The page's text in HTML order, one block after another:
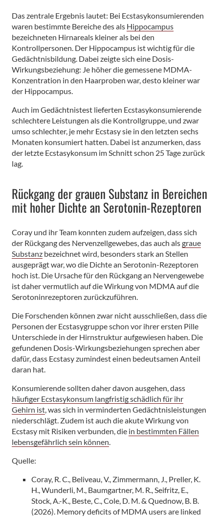
Das zentrale Ergebnis lautet: Bei Ecstasykonsumierenden
waren bestimmte Bereiche des als Hippocampus
bezeichneten Hirnareals kleiner als bei den
Kontrollpersonen. Der Hippocampus ist wichtig für die
Gedächtnisbildung. Dabei zeigte sich eine Dosis-
Wirkungsbeziehung: Je höher die gemessene MDMA-
Konzentration in den Haarproben war, desto kleiner war
der Hippocampus.
Auch im Gedächtnistest lieferten Ecstasykonsumierende
schlechtere Leistungen als die Kontrollgruppe, und zwar
umso schlechter, je mehr Ecstasy sie in den letzten sechs
Monaten konsumiert hatten. Dabei ist anzumerken, dass
der letzte Ecstasykonsum im Schnitt schon 25 Tage zurück
lag.
Rückgang der grauen Substanz in Bereichen
mit hoher Dichte an Serotonin-Rezeptoren
Coray und ihr Team konnten zudem aufzeigen, dass sich
der Rückgang des Nervenzellgewebes, das auch alsgraue
Substanz bezeichnet wird, besonders stark an Stellen
ausgeprägt war, wo die Dichte an Serotonin-Rezeptoren
hoch ist. Die Ursache für den Rückgang an Nervengewebe
ist daher vermutlich auf die Wirkung von MDMA auf die
Serotoninrezeptoren zurückzuführen.
Die Forschenden können zwar nicht ausschließen, dass die
Personen der Ecstasygruppe schon vor ihrer ersten Pille
Unterschiede in der Hirnstruktur aufgewiesen haben. Die
gefundenen Dosis-Wirkungsbeziehungen sprechen aber
dafür, dass Ecstasy zumindest einen bedeutsamen Anteil
daran hat.
Konsumierende sollten daher davon ausgehen, dass
häufiger Ecstasykonsum langfristig schädlich für ihr
Gehirn ist, was sich in verminderten Gedächtnisleistungen
niederschlägt. Zudem ist auch die akute Wirkung von
Ecstasy mit Risiken verbunden, die in bestimmten Fällen
lebensgefährlich sein können.
Quelle:
Coray, R. C., Beliveau, V., Zimmermann, J., Preller, K.
H., Wunderli, M., Baumgartner, M. R., Seifritz, E.,
Stock, A.-K., Beste, C., Cole, D. M. & Quednow, B. B.
(2026). Memory deficits of MDMA users are linked